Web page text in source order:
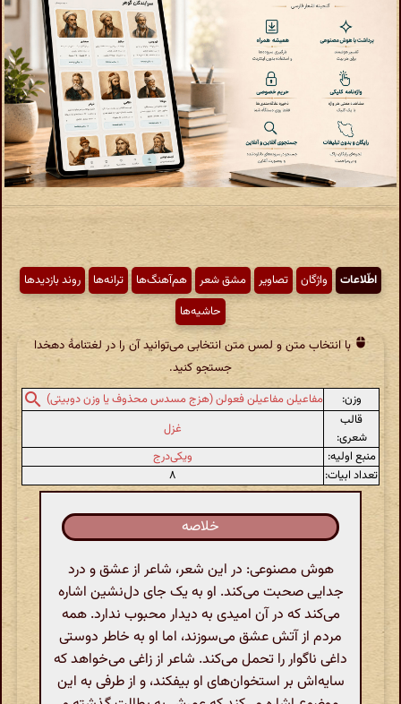
اطّلاعات واژگان تصاویر مشق شعر هم‌آهنگ‌ها ترانه‌ها
روند بازدیدها
حاشیه‌ها
با انتخاب متن و لمس متن انتخابی می‌توانید آن را در لغتنامهٔ دهخدا
جستجو کنید.
وزن:
مفاعیلن مفاعیلن فعولن (هزج مسدس محذوف یا وزن دوبیتی)
قالب
شعری:
غزل
منبع اولیه:
ویکی‌درج
تعداد ابیات:
۸
خلاصه
هوش مصنوعی: در این شعر، شاعر از عشق و درد
جدایی صحبت می‌کند. او به یک جای دل‌نشین اشاره
می‌کند که در آن امیدی به دیدار محبوب ندارد. همه
مردم از آتش عشق می‌سوزند، اما او به خاطر دوستی
داغی ناگوار را تحمل می‌کند. شاعر از زاغی می‌خواهد که
سایه‌اش بر استخوان‌های او بیفکند، و از طرفی به این